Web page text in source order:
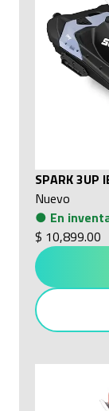
SPARK 3UP
Nuevo
● En
$ 10,899.00